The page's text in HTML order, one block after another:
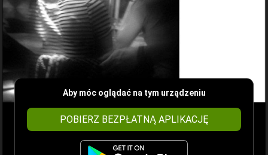
Aby móc oglądać na tym urządzeniu
POBIERZ BEZPŁATNĄ APLIKACJĘ